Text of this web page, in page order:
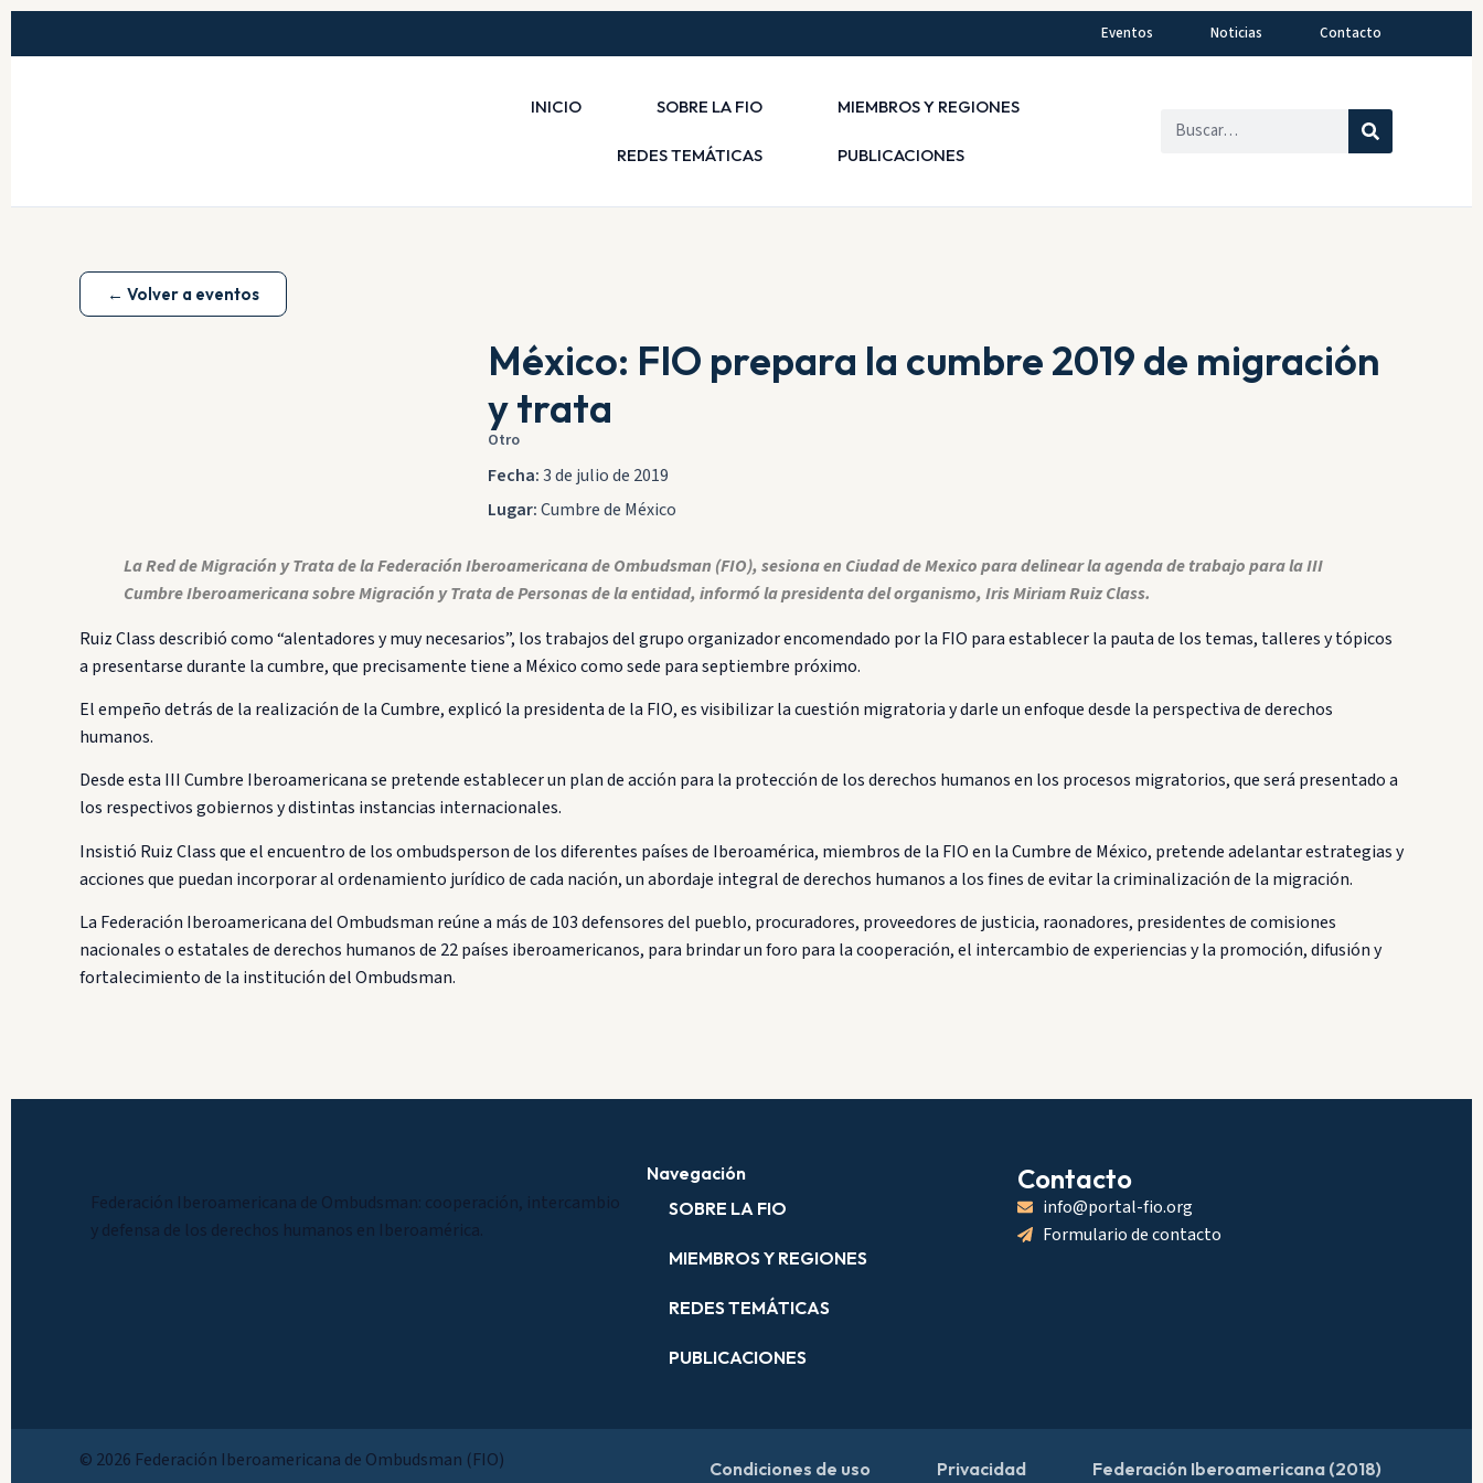
Eventos Noticias Contacto
INICIO SOBRE LA FIO MIEMBROS Y REGIONES
REDES TEMÁTICAS PUBLICACIONES
← Volver a eventos
México: FIO prepara la cumbre 2019 de migración
y trata
Otro
Fecha:3 de julio de 2019
Lugar:Cumbre de México
La Red de Migración y Trata de la Federación Iberoamericana de Ombudsman (FIO), sesiona en Ciudad de Mexico para delinear la agenda de trabajo para la III
Cumbre Iberoamericana sobre Migración y Trata de Personas de la entidad, informó la presidenta del organismo, Iris Miriam Ruiz Class.
Ruiz Class describió como “alentadores y muy necesarios”, los trabajos del grupo organizador encomendado por la FIO para establecer la pauta de los temas, talleres y tópicos
a presentarse durante la cumbre, que precisamente tiene a México como sede para septiembre próximo.
El empeño detrás de la realización de la Cumbre, explicó la presidenta de la FIO, es visibilizar la cuestión migratoria y darle un enfoque desde la perspectiva de derechos
humanos.
Desde esta III Cumbre Iberoamericana se pretende establecer un plan de acción para la protección de los derechos humanos en los procesos migratorios, que será presentado a
los respectivos gobiernos y distintas instancias internacionales.
Insistió Ruiz Class que el encuentro de los ombudsperson de los diferentes países de Iberoamérica, miembros de la FIO en la Cumbre de México, pretende adelantar estrategias y
acciones que puedan incorporar al ordenamiento jurídico de cada nación, un abordaje integral de derechos humanos a los fines de evitar la criminalización de la migración.
La Federación Iberoamericana del Ombudsman reúne a más de 103 defensores del pueblo, procuradores, proveedores de justicia, raonadores, presidentes de comisiones
nacionales o estatales de derechos humanos de 22 países iberoamericanos, para brindar un foro para la cooperación, el intercambio de experiencias y la promoción, difusión y
fortalecimiento de la institución del Ombudsman.
Federación Iberoamericana de Ombudsman: cooperación, intercambio
y defensa de los derechos humanos en Iberoamérica.
Navegación
SOBRE LA FIO
MIEMBROS Y REGIONES
REDES TEMÁTICAS
PUBLICACIONES
Contacto
info@portal-fio.org
Formulario de contacto
© 2026 Federación Iberoamericana de Ombudsman (FIO) Condiciones de uso Privacidad Federación Iberoamericana (2018)